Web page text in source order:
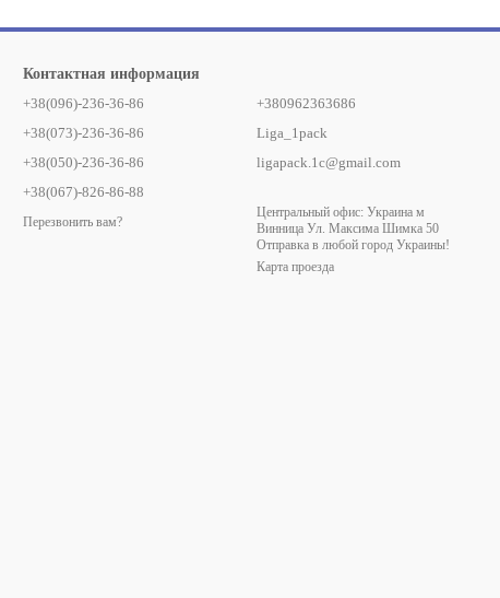
Контактная информация
+38(096)-236-36-86
+38(073)-236-36-86
+38(050)-236-36-86
+38(067)-826-86-88
Перезвонить вам?
+380962363686
Liga_1pack
ligapack.1c@gmail.com
Центральный офис: Украина м
Винница Ул. Максима Шимка 50
Отправка в любой город Украины!
Карта проезда